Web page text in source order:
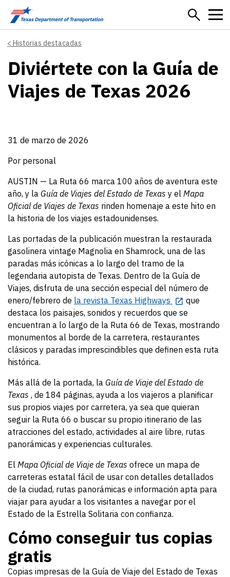
Skip to main content
Historias destacadas
Diviértete con la Guía de
Viajes de Texas 2026
31 de marzo de 2026
Por personal
AUSTIN — La Ruta 66 marca 100 años de aventura este
año, y la Guía de Viajes del Estado de Texas y el Mapa
Oficial de Viajes de Texas rinden homenaje a este hito en
la historia de los viajes estadounidenses.
Las portadas de la publicación muestran la restaurada
gasolinera vintage Magnolia en Shamrock, una de las
paradas más icónicas a lo largo del tramo de la
legendaria autopista de Texas. Dentro de la Guía de
Viajes, disfruta de una sección especial del número de
enero/febrero de la revista Texas Highways
que
destaca los paisajes, sonidos y recuerdos que se
encuentran a lo largo de la Ruta 66 de Texas, mostrando
monumentos al borde de la carretera, restaurantes
clásicos y paradas imprescindibles que definen esta ruta
histórica.
Más allá de la portada, la Guía de Viaje del Estado de
Texas , de 184 páginas, ayuda a los viajeros a planificar
sus propios viajes por carretera, ya sea que quieran
seguir la Ruta 66 o buscar su propio itinerario de las
atracciones del estado, actividades al aire libre, rutas
panorámicas y experiencias culturales.
El Mapa Oficial de Viaje de Texas ofrece un mapa de
carreteras estatal fácil de usar con detalles detallados
de la ciudad, rutas panorámicas e información apta para
viajar para ayudar a los visitantes a navegar por el
Estado de la Estrella Solitaria con confianza.
Cómo conseguir tus copias
gratis
Copias impresas de la Guía de Viaje del Estado de Texas